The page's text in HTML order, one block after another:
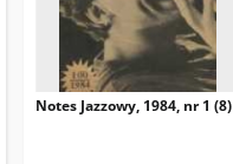
Notes Jazzowy, 1984, nr 1 (8)